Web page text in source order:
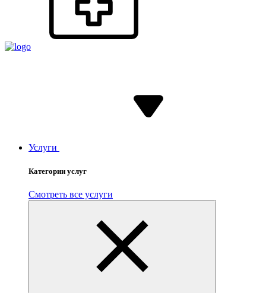
Услуги
Категории услуг
Смотреть все услуги